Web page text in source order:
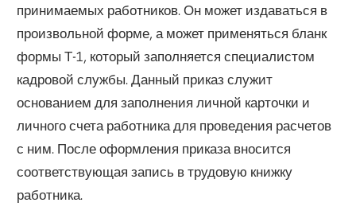
принимаемых работников. Он может издаваться в
произвольной форме, а может применяться бланк
формы Т-1, который заполняется специалистом
кадровой службы. Данный приказ служит
основанием для заполнения личной карточки и
личного счета работника для проведения расчетов
с ним. После оформления приказа вносится
соответствующая запись в трудовую книжку
работника.